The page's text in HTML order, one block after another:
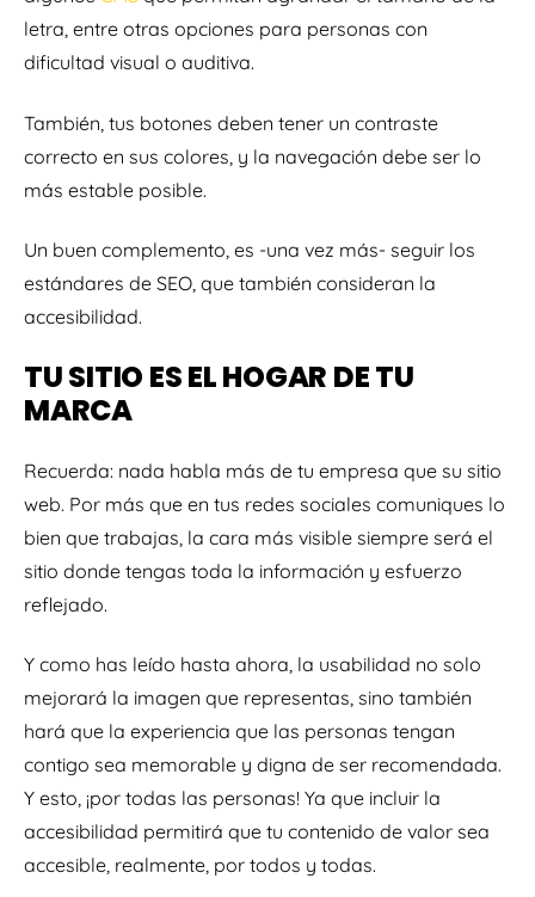
letra, entre otras opciones para personas con
dificultad visual o auditiva.
También, tus botones deben tener un contraste
correcto en sus colores, y la navegación debe ser lo
más estable posible.
Un buen complemento, es -una vez más- seguir los
estándares de SEO, que también consideran la
accesibilidad.
TU SITIO ES EL HOGAR DE TU
MARCA
Recuerda: nada habla más de tu empresa que su sitio
web. Por más que en tus redes sociales comuniques lo
bien que trabajas, la cara más visible siempre será el
sitio donde tengas toda la información y esfuerzo
reflejado.
Y como has leído hasta ahora, la usabilidad no solo
mejorará la imagen que representas, sino también
hará que la experiencia que las personas tengan
contigo sea memorable y digna de ser recomendada.
Y esto, ¡por todas las personas! Ya que incluir la
accesibilidad permitirá que tu contenido de valor sea
accesible, realmente, por todos y todas.